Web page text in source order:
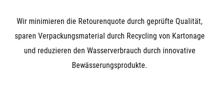
Wir minimieren die Retourenquote durch geprüfte Qualität,
sparen Verpackungsmaterial durch Recycling von Kartonage
und reduzieren den Wasserverbrauch durch innovative
Bewässerungsprodukte.